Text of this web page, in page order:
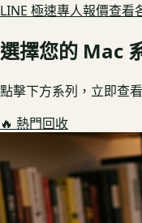
LINE 極速專人報價查看
選擇您的 Mac
點擊下方系列，立即查
🔥 熱門回收